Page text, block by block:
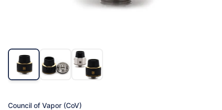
Council of Vapor (CoV)